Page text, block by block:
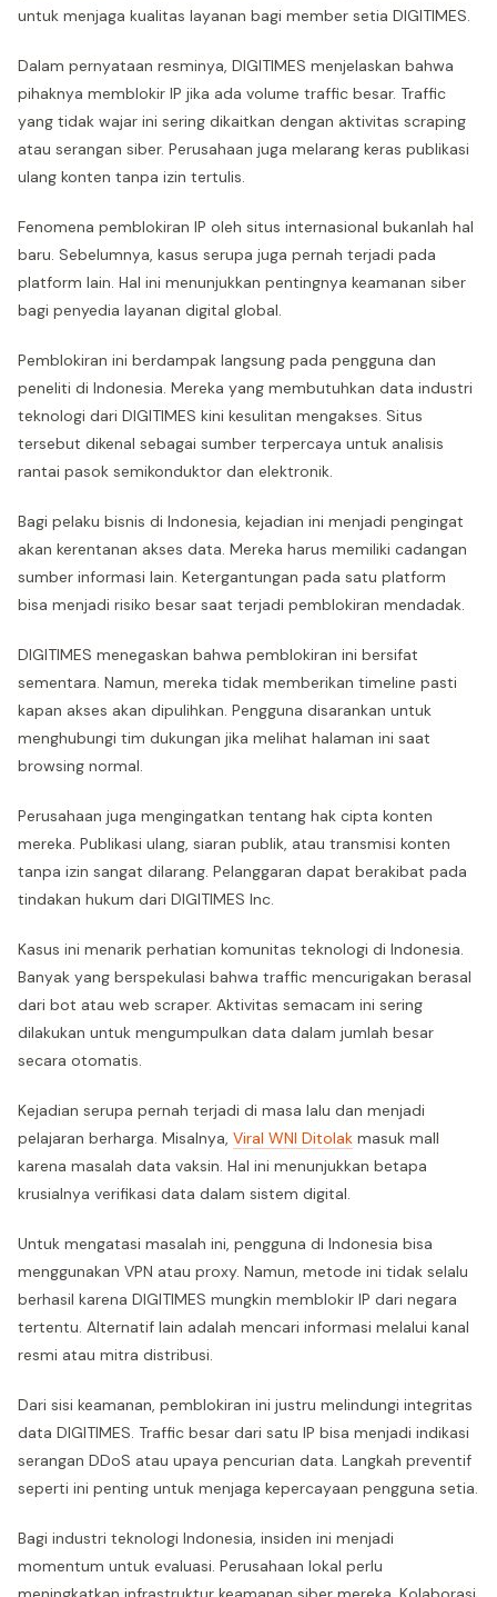
untuk menjaga kualitas layanan bagi member setia DIGITIMES.
Dalam pernyataan resminya, DIGITIMES menjelaskan bahwa
pihaknya memblokir IP jika ada volume traffic besar. Traffic
yang tidak wajar ini sering dikaitkan dengan aktivitas scraping
atau serangan siber. Perusahaan juga melarang keras publikasi
ulang konten tanpa izin tertulis.
Fenomena pemblokiran IP oleh situs internasional bukanlah hal
baru. Sebelumnya, kasus serupa juga pernah terjadi pada
platform lain. Hal ini menunjukkan pentingnya keamanan siber
bagi penyedia layanan digital global.
Pemblokiran ini berdampak langsung pada pengguna dan
peneliti di Indonesia. Mereka yang membutuhkan data industri
teknologi dari DIGITIMES kini kesulitan mengakses. Situs
tersebut dikenal sebagai sumber terpercaya untuk analisis
rantai pasok semikonduktor dan elektronik.
Bagi pelaku bisnis di Indonesia, kejadian ini menjadi pengingat
akan kerentanan akses data. Mereka harus memiliki cadangan
sumber informasi lain. Ketergantungan pada satu platform
bisa menjadi risiko besar saat terjadi pemblokiran mendadak.
DIGITIMES menegaskan bahwa pemblokiran ini bersifat
sementara. Namun, mereka tidak memberikan timeline pasti
kapan akses akan dipulihkan. Pengguna disarankan untuk
menghubungi tim dukungan jika melihat halaman ini saat
browsing normal.
Perusahaan juga mengingatkan tentang hak cipta konten
mereka. Publikasi ulang, siaran publik, atau transmisi konten
tanpa izin sangat dilarang. Pelanggaran dapat berakibat pada
tindakan hukum dari DIGITIMES Inc.
Kasus ini menarik perhatian komunitas teknologi di Indonesia.
Banyak yang berspekulasi bahwa traffic mencurigakan berasal
dari bot atau web scraper. Aktivitas semacam ini sering
dilakukan untuk mengumpulkan data dalam jumlah besar
secara otomatis.
Kejadian serupa pernah terjadi di masa lalu dan menjadi
pelajaran berharga. Misalnya, Viral WNI Ditolak masuk mall
karena masalah data vaksin. Hal ini menunjukkan betapa
krusialnya verifikasi data dalam sistem digital.
Untuk mengatasi masalah ini, pengguna di Indonesia bisa
menggunakan VPN atau proxy. Namun, metode ini tidak selalu
berhasil karena DIGITIMES mungkin memblokir IP dari negara
tertentu. Alternatif lain adalah mencari informasi melalui kanal
resmi atau mitra distribusi.
Dari sisi keamanan, pemblokiran ini justru melindungi integritas
data DIGITIMES. Traffic besar dari satu IP bisa menjadi indikasi
serangan DDoS atau upaya pencurian data. Langkah preventif
seperti ini penting untuk menjaga kepercayaan pengguna setia.
Bagi industri teknologi Indonesia, insiden ini menjadi
momentum untuk evaluasi. Perusahaan lokal perlu